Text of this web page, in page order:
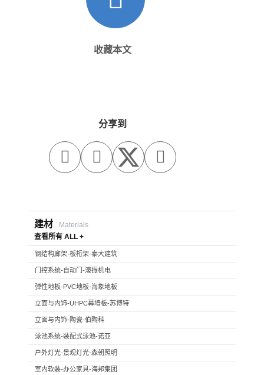
收藏本文
分享到
  
建材
Materials
查看所有 ALL +
钢结构廊架-板桁架-泰大建筑
门控系统-自动门-濠振机电
弹性地板-PVC地板-海象地板
立面与内饰-UHPC幕墙板-苏博特
立面与内饰-陶瓷-伯陶科
泳池系统-装配式泳池-诺亚
户外灯光-景观灯光-森朝照明
室内软装-办公家具-海邦集团